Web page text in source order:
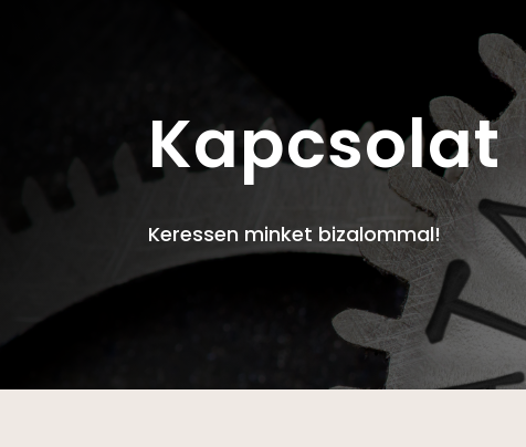
Kapcsolat
Keressen minket bizalommal!